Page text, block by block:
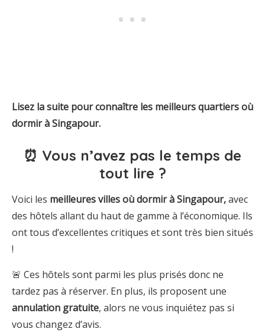
Lisez la suite pour connaître les meilleurs quartiers où
dormir à Singapour.
⏰ Vous n’avez pas le temps de
tout lire ?
Voici les meilleures villes où dormirà Singapour,avec
des hôtels allant du haut de gamme à l’économique. Ils
ont tous d’excellentes critiques et sont très bien situés
!
🚨 Ces hôtels sont parmi les plus prisés donc ne
tardez pas à réserver. En plus, ils proposent une
annulation gratuite, alors ne vous inquiétez pas si
vous changez d’avis.